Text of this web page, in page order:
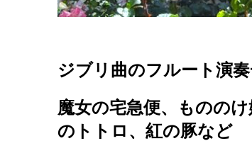
ジブリ曲のフルート演奏
魔女の宅急便、ものの
のトトロ、紅の豚など